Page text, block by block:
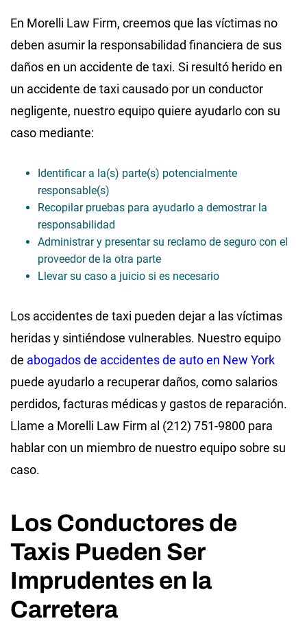
En Morelli Law Firm, creemos que las víctimas no
deben asumir la responsabilidad financiera de sus
daños en un accidente de taxi. Si resultó herido en
un accidente de taxi causado por un conductor
negligente, nuestro equipo quiere ayudarlo con su
caso mediante:
Identificar a la(s) parte(s) potencialmente
responsable(s)
Recopilar pruebas para ayudarlo a demostrar la
responsabilidad
Administrar y presentar su reclamo de seguro con el
proveedor de la otra parte
Llevar su caso a juicio si es necesario
Los accidentes de taxi pueden dejar a las víctimas
heridas y sintiéndose vulnerables. Nuestro equipo
de abogados de accidentes de auto en New York
puede ayudarlo a recuperar daños, como salarios
perdidos, facturas médicas y gastos de reparación.
Llame a Morelli Law Firm al (212) 751-9800 para
hablar con un miembro de nuestro equipo sobre su
caso.
Los Conductores de
Taxis Pueden Ser
Imprudentes en la
Carretera